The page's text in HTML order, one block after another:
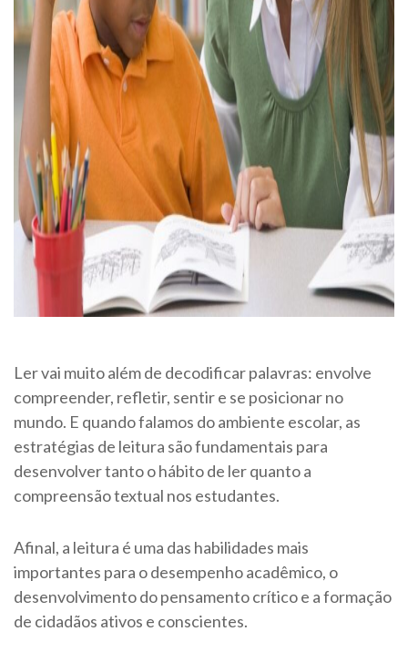
Ler vai muito além de decodificar palavras: envolve
compreender, refletir, sentir e se posicionar no
mundo. E quando falamos do ambiente escolar, as
estratégias de leitura são fundamentais para
desenvolver tanto o hábito de ler quanto a
compreensão textual nos estudantes.
Afinal, a leitura é uma das habilidades mais
importantes para o desempenho acadêmico, o
desenvolvimento do pensamento crítico e a formação
de cidadãos ativos e conscientes.